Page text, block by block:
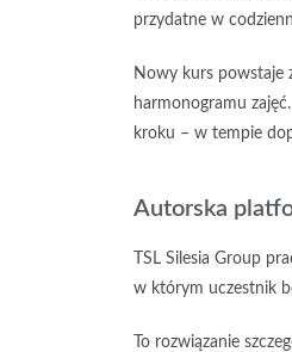
przydatne w
Nowy kurs powstaje
harmonogramu
kroku – w tempie
Autorska
TSL Silesia Group
w którym uczestnik
To rozwiązanie